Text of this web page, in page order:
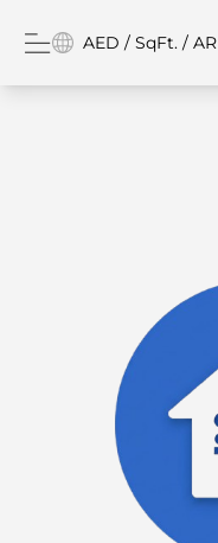
AED / SqFt. / AR